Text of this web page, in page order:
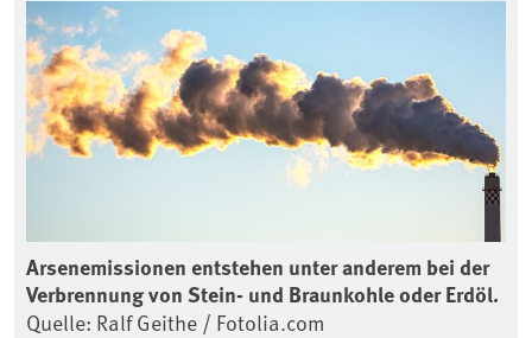
Arsenemissionen entstehen unter anderem bei der
Verbrennung von Stein- und Braunkohle oder Erdöl.
Quelle: Ralf Geithe / Fotolia.com